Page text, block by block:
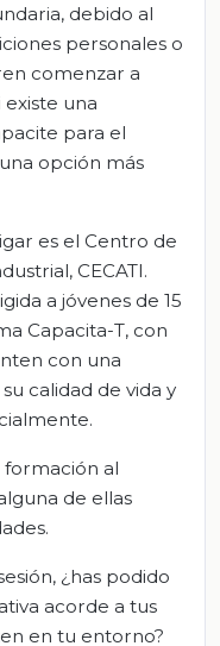
debido al
personales o
comenzar a
existe una
para el
opción más
es el Centro de
CECATI.
a jóvenes de 15
Capacita-T, con
con una
calidad de vida y
formación al
de ellas
¿has podido
acorde a tus
en tu entorno?